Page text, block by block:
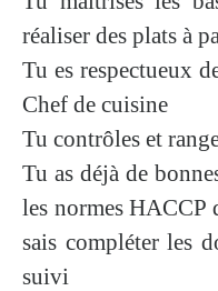
réaliser des plats à
Tu es respectueux
Chef de cuisine
Tu contrôles et
Tu as déjà de
les normes HACCP
sais compléter les
suivi